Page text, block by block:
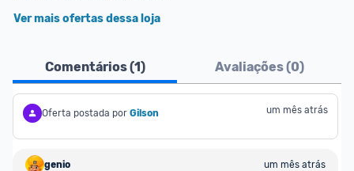
Ver mais ofertas dessa loja
Comentários (1) Avaliações (0)
Oferta postada por Gilson um mês atrás
genio
um mês atrás